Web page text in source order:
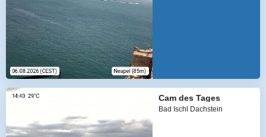
Cam des Tages
Bad Ischl Dachstein